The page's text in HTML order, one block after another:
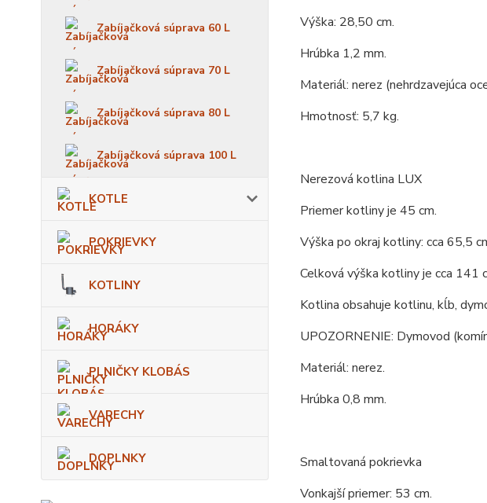
Zabíjačková súprava 60 L
Zabíjačková súprava 70 L
Zabíjačková súprava 80 L
Zabíjačková súprava 100 L
KOTLE
POKRIEVKY
KOTLINY
HORÁKY
PLNIČKY KLOBÁS
VARECHY
DOPLNKY
Výška: 28,50 cm.
Hrúbka 1,2 mm.
Materiál: nerez (nehrdzavejúca
Hmotnosť: 5,7 kg.
Nerezová kotlina LUX
Priemer kotliny je 45 cm.
Výška po okraj kotliny: cca 65,5
Celková výška kotliny je cca 141
Kotlina obsahuje kotlinu, kĺb,
UPOZORNENIE: Dymovod
Materiál: nerez.
Hrúbka 0,8 mm.
Smaltovaná pokrievka
Vonkajší priemer: 53 cm.